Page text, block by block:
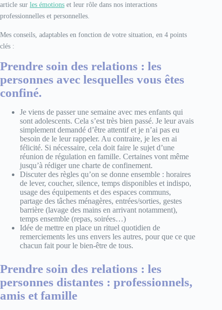
article sur les émotions et leur rôle dans nos interactions
professionnelles et personnelles.
Mes conseils, adaptables en fonction de votre situation, en 4 points
clés :
Prendre soin des relations : les
personnes avec lesquelles vous êtes
confiné.
Je viens de passer une semaine avec mes enfants qui
sont adolescents. Cela s’est très bien passé. Je leur avais
simplement demandé d’être attentif et je n’ai pas eu
besoin de le leur rappeler. Au contraire, je les en ai
félicité. Si nécessaire, cela doit faire le sujet d’une
réunion de régulation en famille. Certaines vont même
jusqu’à rédiger une charte de confinement.
Discuter des règles qu’on se donne ensemble : horaires
de lever, coucher, silence, temps disponibles et indispo,
usage des équipements et des espaces communs,
partage des tâches ménagères, entrées/sorties, gestes
barrière (lavage des mains en arrivant notamment),
temps ensemble (repas, soirées…)
Idée de mettre en place un rituel quotidien de
remerciements les uns envers les autres, pour que ce que
chacun fait pour le bien-être de tous.
Prendre soin des relations : les
personnes distantes : professionnels,
amis et famille